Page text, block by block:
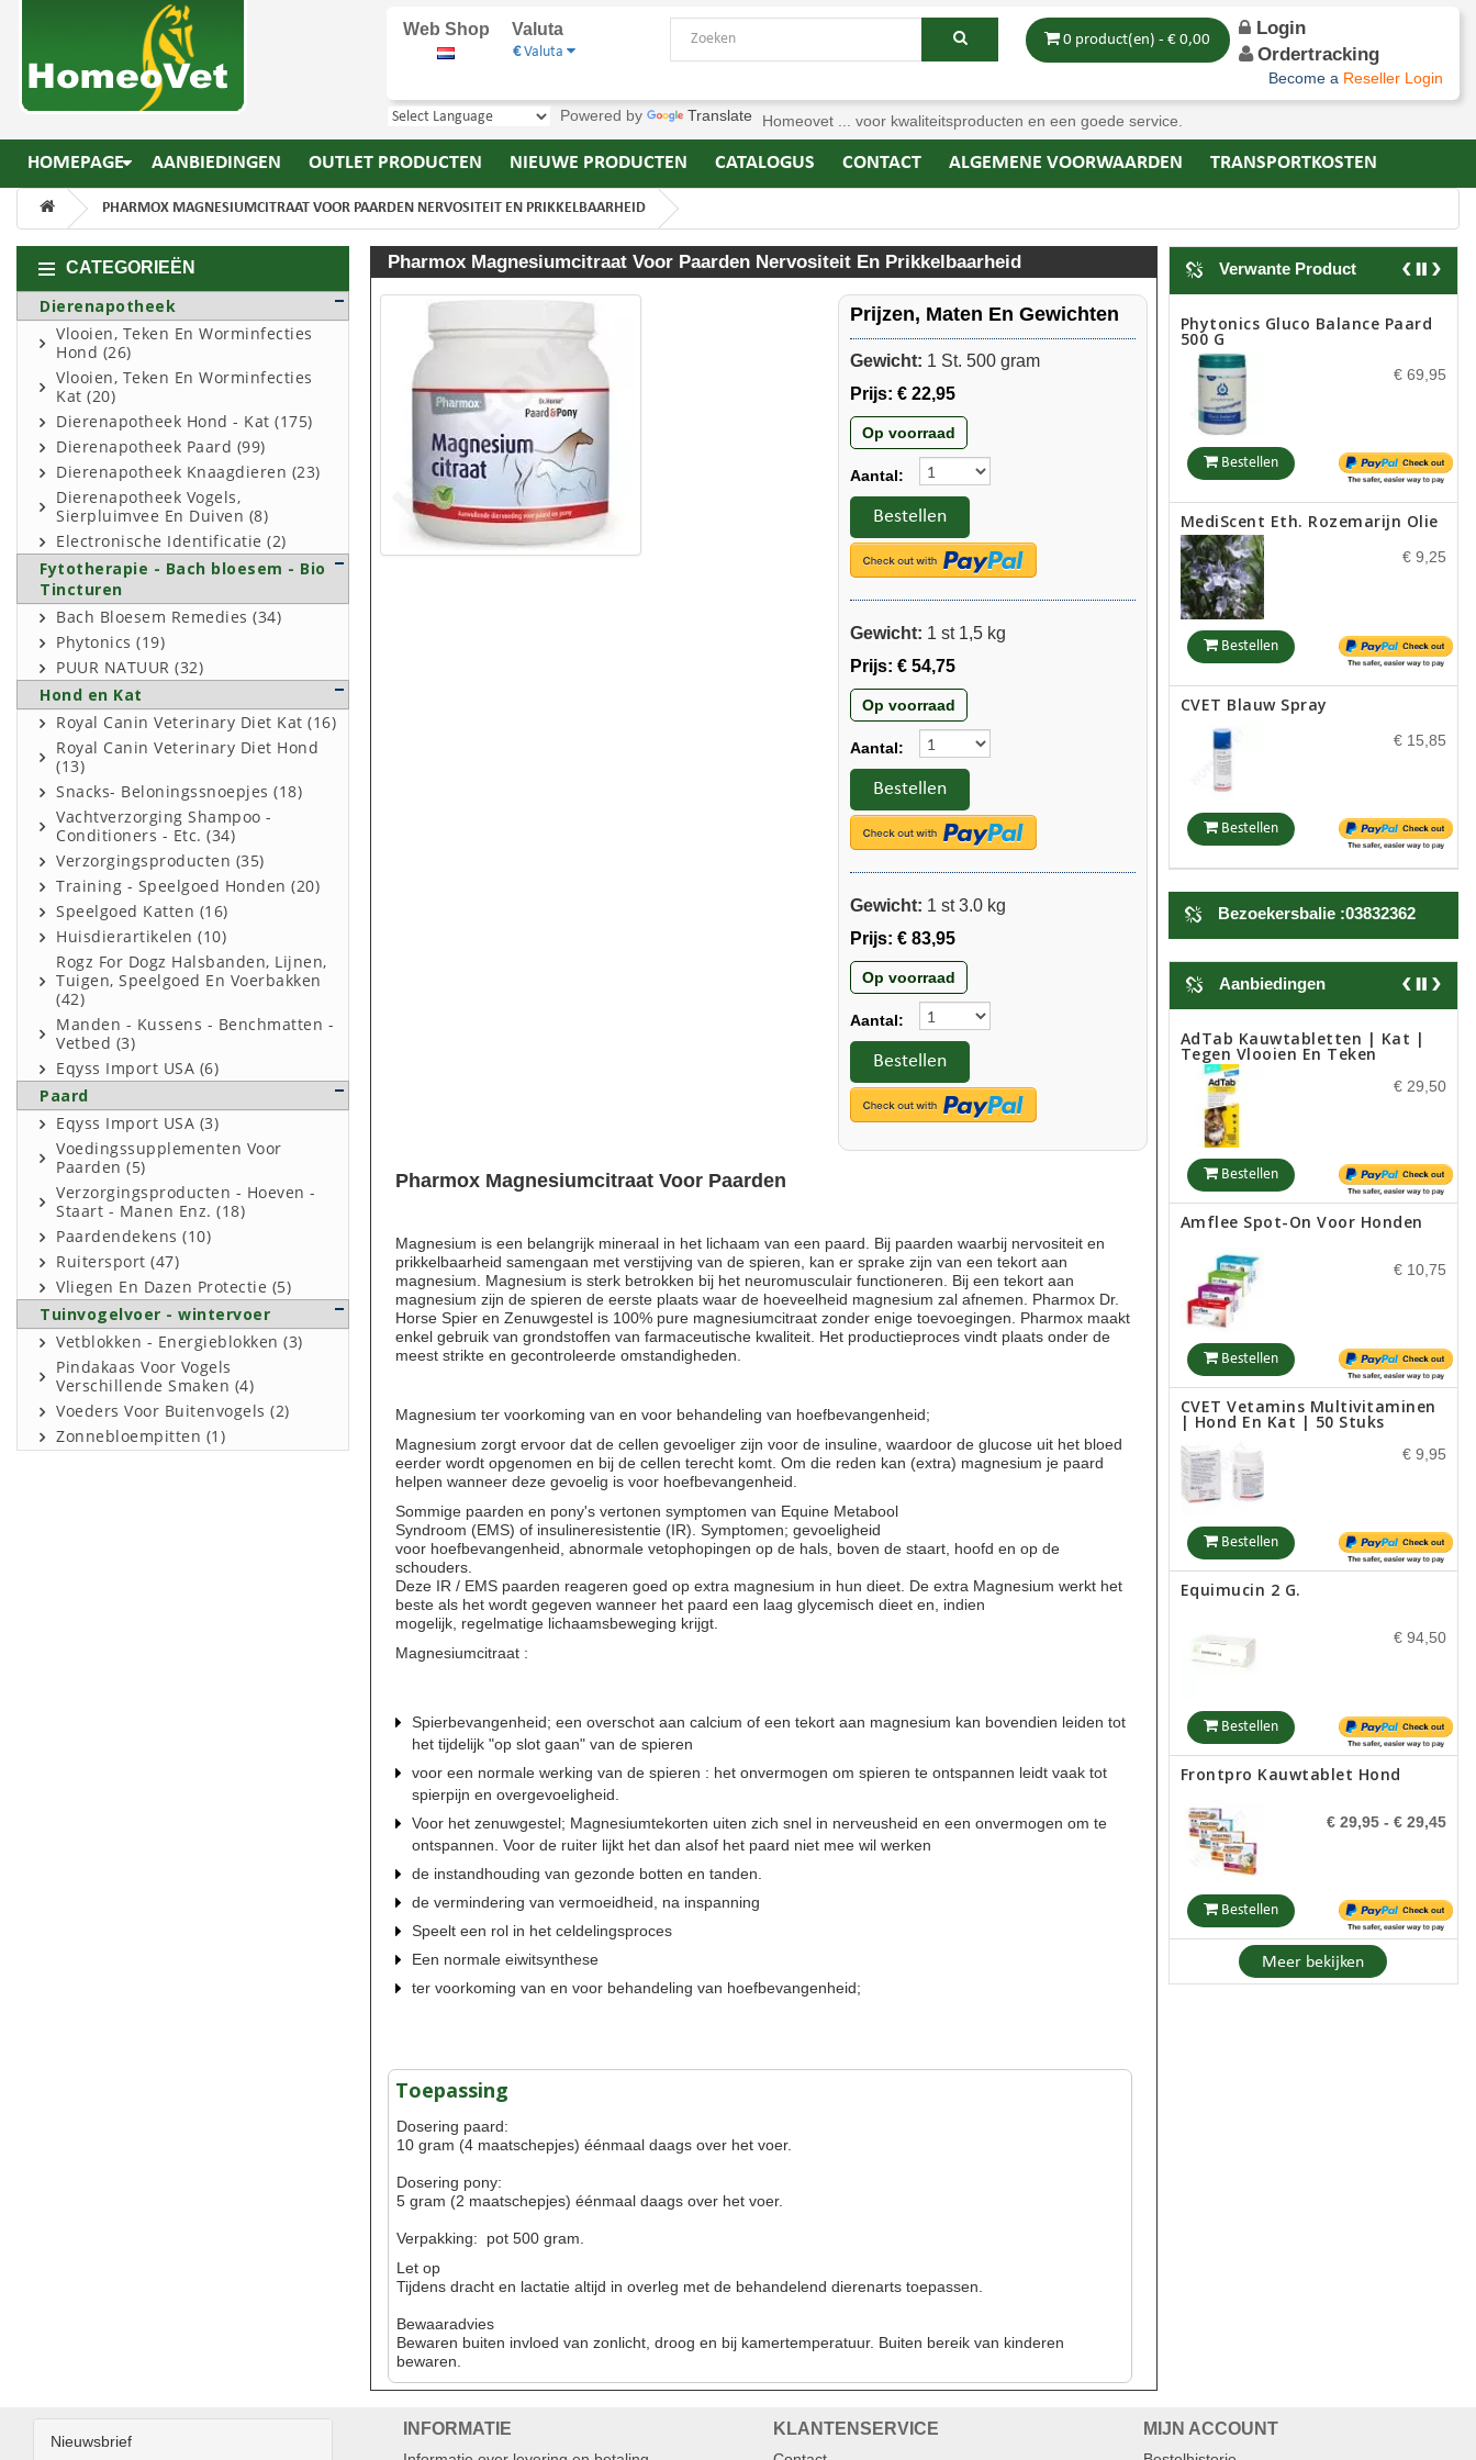
Web Shop Valuta
€Valuta
0 product(en) - € 0,00
Login
Ordertracking
Become a Reseller Login
Powered by Translate Homeovet ... voor kwaliteitsproducten en een goede service.
HOMEPAGE AANBIEDINGEN OUTLET PRODUCTEN NIEUWE PRODUCTEN CATALOGUS CONTACT ALGEMENE VOORWAARDEN TRANSPORTKOSTEN
PHARMOX MAGNESIUMCITRAAT VOOR PAARDEN NERVOSITEIT EN PRIKKELBAARHEID
CATEGORIEËN
Dierenapotheek
Vlooien, Teken En Worminfecties
Hond (26)
Vlooien, Teken En Worminfecties
Kat (20)
Dierenapotheek Hond - Kat (175)
Dierenapotheek Paard (99)
Dierenapotheek Knaagdieren (23)
Dierenapotheek Vogels,
Sierpluimvee En Duiven (8)
Electronische Identificatie (2)
Fytotherapie - Bach bloesem - Bio
Tincturen
Bach Bloesem Remedies (34)
Phytonics (19)
PUUR NATUUR (32)
Hond en Kat
Royal Canin Veterinary Diet Kat (16)
Royal Canin Veterinary Diet Hond
(13)
Snacks- Beloningssnoepjes (18)
Vachtverzorging Shampoo -
Conditioners - Etc. (34)
Verzorgingsproducten (35)
Training - Speelgoed Honden (20)
Speelgoed Katten (16)
Huisdierartikelen (10)
Rogz For Dogz Halsbanden, Lijnen,
Tuigen, Speelgoed En Voerbakken
(42)
Manden - Kussens - Benchmatten -
Vetbed (3)
Eqyss Import USA (6)
Paard
Eqyss Import USA (3)
Voedingssupplementen Voor
Paarden (5)
Verzorgingsproducten - Hoeven -
Staart - Manen Enz. (18)
Paardendekens (10)
Ruitersport (47)
Vliegen En Dazen Protectie (5)
Tuinvogelvoer - wintervoer
Vetblokken - Energieblokken (3)
Pindakaas Voor Vogels
Verschillende Smaken (4)
Voeders Voor Buitenvogels (2)
Zonnebloempitten (1)
Pharmox Magnesiumcitraat Voor Paarden Nervositeit En Prikkelbaarheid
Prijzen, Maten En Gewichten
Gewicht: 1 St. 500 gram
Prijs: € 22,95
Op voorraad
Aantal:
Bestellen
Gewicht: 1 st 1,5 kg
Prijs: € 54,75
Op voorraad
Aantal:
Bestellen
Gewicht: 1 st 3.0 kg
Prijs: € 83,95
Op voorraad
Aantal:
Bestellen
Pharmox Magnesiumcitraat Voor Paarden
Magnesium is een belangrijk mineraal in het lichaam van een paard. Bij paarden waarbij nervositeit en
prikkelbaarheid samengaan met verstijving van de spieren, kan er sprake zijn van een tekort aan
magnesium. Magnesium is sterk betrokken bij het neuromusculair functioneren. Bij een tekort aan
magnesium zijn de spieren de eerste plaats waar de hoeveelheid magnesium zal afnemen. Pharmox Dr.
Horse Spier en Zenuwgestel is 100% pure magnesiumcitraat zonder enige toevoegingen. Pharmox maakt
enkel gebruik van grondstoffen van farmaceutische kwaliteit. Het productieproces vindt plaats onder de
meest strikte en gecontroleerde omstandigheden.
Magnesium ter voorkoming van en voor behandeling van hoefbevangenheid;
Magnesium zorgt ervoor dat de cellen gevoeliger zijn voor de insuline, waardoor de glucose uit het bloed
eerder wordt opgenomen en bij de cellen terecht komt. Om die reden kan (extra) magnesium je paard
helpen wanneer deze gevoelig is voor hoefbevangenheid.
Sommige paarden en pony's vertonen symptomen van Equine Metabool
Syndroom (EMS) of insulineresistentie (IR). Symptomen; gevoeligheid
voor hoefbevangenheid abnormale vetophopingen op de hals, boven de staart, hoofd en op de
schouders.
Deze IR / EMS paarden reageren goed op extra magnesium in hun dieet. De extra Magnesium werkt het
beste als het wordt gegeven wanneer het paard een laag glycemisch dieet en
indien
mogelijk, regelmatige lichaamsbeweging krijgt.
Magnesiumcitraat :
Spierbevangenheid; een overschot aan calcium of een tekort aan magnesium kan bovendien leiden tot
het tijdelijk "op slot gaan" van de spieren
voor een normale werking van de spieren : het onvermogen om spieren te ontspannen leidt vaak tot
spierpijn en overgevoeligheid.
Voor het zenuwgestel; Magnesiumtekorten uiten zich snel in nerveusheid en een onvermogen om te
ontspannen. Voor de ruiter lijkt het dan alsof het paard niet mee wil werken
de instandhouding van gezonde botten en tanden.
de vermindering van vermoeidheid, na inspanning
Speelt een rol in het celdelingsproces
Een normale eiwitsynthese
ter voorkoming van en voor behandeling van hoefbevangenheid;
Toepassing
Dosering paard:
10 gram (4 maatschepjes) éénmaal daags over het voer.
Dosering pony:
5 gram (2 maatschepjes) éénmaal daags over het voer.
Verpakking: pot 500 gram.
Let op
Tijdens dracht en lactatie altijd in overleg met de behandelend dierenarts toepassen.
Bewaaradvies
Bewaren buiten invloed van zonlicht, droog en bij kamertemperatuur. Buiten bereik van kinderen
bewaren.
Verwante Product
Phytonics Gluco Balance Paard
500 G
€ 69,95
Bestellen
MediScent Eth. Rozemarijn Olie
€ 9,25
Bestellen
CVET Blauw Spray
€ 15,85
Bestellen
Equi Spa Kiss A Frog Mist
Straalverzorging
€ 18,45
Eqyss Mega Tek Rebuilder
Drinkfles Voor Honden
Bestellen
Rogz Choker Utility Black
Bestellen
Puur Calm 100 Ml
Bestellen
Phytonics Podo Comp 50 Ml
Bestellen
Bezoekersbalie :03832362
Aanbiedingen
AdTab Kauwtabletten | Kat |
Tegen Vlooien En Teken
€ 29,50
Bestellen
Amflee Spot-On Voor Honden
€ 10,75
Bestellen
CVET Vetamins Multivitaminen
| Hond En Kat | 50 Stuks
€ 9,95
Bestellen
Equimucin 2 G.
€ 94,50
Bestellen
Frontpro Kauwtablet Hond
€ 29,95 - € 29,45
Bestellen
Milpro Smakelijke
Ontwormingstabletten Voor
Katten
Meer bekijken
Nieuwsbrief
INFORMATIE KLANTENSERVICE MIJN ACCOUNT